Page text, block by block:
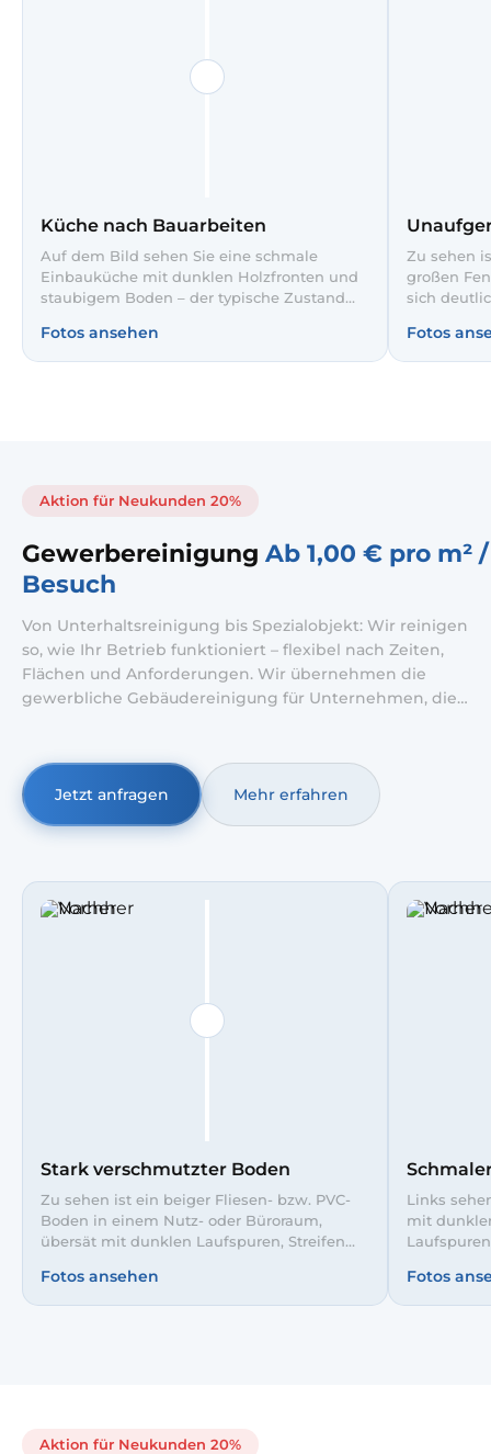
Küche nach Bauarbeiten
Auf dem Bild sehen Sie eine schmale
Einbauküche mit dunklen Holzfronten und
staubigem Boden – der typische Zustand
Schutzfolie, auch der Kühlschrank und die
Arbeitsflächen wirken verstaubt. Hier ist
Fotos ansehen
Zu sehen
großen
sich
Stühlen
Boden
Fotos
Aktion für Neukunden 20%
Gewerbereinigung Ab 1,00 € pro m² /
Besuch
Von Unterhaltsreinigung bis Spezialobjekt: Wir reinigen
so, wie Ihr Betrieb funktioniert – flexibel nach Zeiten,
Flächen und Anforderungen. Wir übernehmen die
gewerbliche Gebäudereinigung für Unternehmen, die
Betriebszeiten und Abläufen.
Jetzt anfragen
Mehr erfahren
Stark verschmutzter Boden
Zu sehen ist ein beiger Fliesen- bzw. PVC-
Boden in einem Nutz- oder Büroraum,
übersät mit dunklen Laufspuren, Streifen
Gangbereich sind schwarze Gummiränder
und Flecken deutlich sichtbar. Nach unserer
Fotos ansehen
Links
mit
Korridor
deutlich
Fotos
Aktion für Neukunden 20%